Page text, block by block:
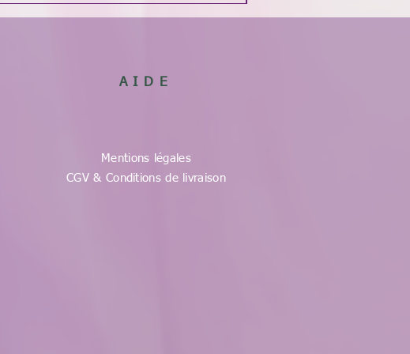
AIDE
Mentions légales
CGV & Conditions de livraison